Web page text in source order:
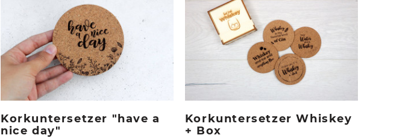
Korkuntersetzer "have a
nice day"
Korkuntersetzer Whiskey
+ Box